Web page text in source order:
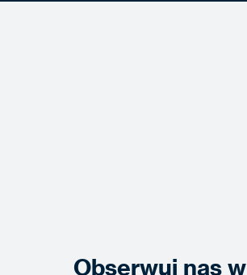
Obserwuj nas w